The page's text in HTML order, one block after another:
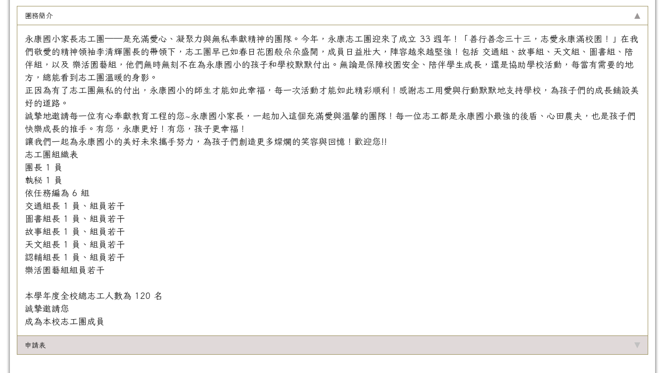
團務簡介
永康國小家長志工團——是充滿愛心、凝聚力與無私奉獻精神的團隊。今年，永康志工團迎來了成立 33 週年！「善行善念三十三，志愛永康滿校園！」在我
們敬愛的精神領袖李清輝團長的帶領下，志工團早已如春日花園般朵朵盛開，成員日益壯大，陣容越來越堅強！包括 交通組、故事組、天文組、圖書組、陪
伴組，以及 樂活園藝組，他們無時無刻不在為永康國小的孩子和學校默默付出。無論是保障校園安全、陪伴學生成長，還是協助學校活動，每當有需要的地
方，總能看到志工團溫暖的身影。
正因為有了志工團無私的付出，永康國小的師生才能如此幸福，每一次活動才能如此精彩順利！感謝志工用愛與行動默默地支持學校，為孩子們的成長鋪設美
好的道路。
誠摯地邀請每一位有心奉獻教育工程的您~永康國小家長，一起加入這個充滿愛與溫馨的團隊！每一位志工都是永康國小最強的後盾、心田農夫，也是孩子們
快樂成長的推手。有您，永康更好！有您，孩子更幸福！
讓我們一起為永康國小的美好未來攜手努力，為孩子們創造更多燦爛的笑容與回憶！歡迎您!!
志工團組織表
團長 1 員
執秘 1 員
依任務編為 6 組
交通組長 1 員、組員若干
圖書組長 1 員、組員若干
故事組長 1 員、組員若干
天文組長 1 員、組員若干
認輔組長 1 員、組員若干
樂活園藝組組員若干
本學年度全校總志工人數為 120 名
誠摯邀請您
成為本校志工團成員
申請表